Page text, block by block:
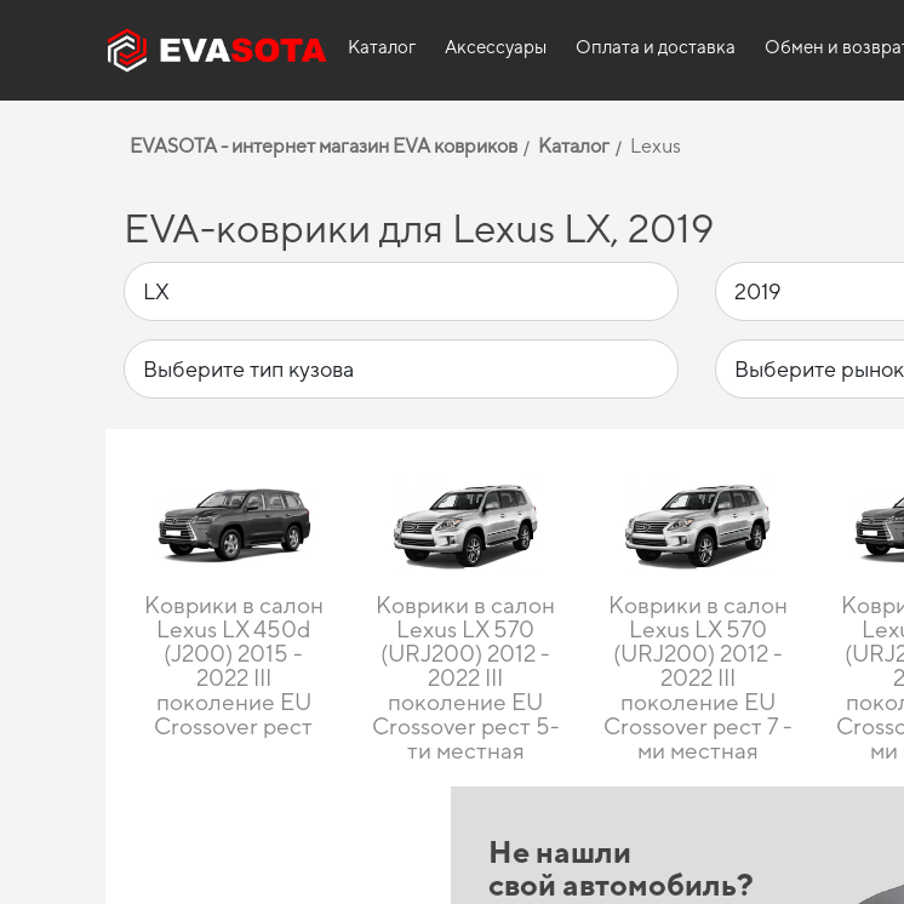
Каталог Аксессуары Оплата и доставка Обмен и
EVASOTA - интернет магазин EVA ковриков Каталог Lexus
EVA-коврики для Lexus LX, 2019
Коврики в салон
Lexus LX 450d
(J200) 2015 -
2022 III
поколение EU
Crossover рест
Коврики в салон
Lexus LX 570
(URJ200) 2012 -
2022 III
поколение EU
Crossover рест 5-
ти местная
Коврики в салон
Lexus LX 570
(URJ200) 2012 -
2022 III
поколение EU
Crossover рест 7 -
ми местная
ми
Не нашли
свой автомобиль?